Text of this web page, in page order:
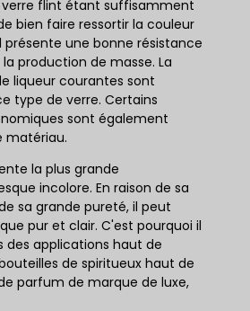
verre flint étant suffisamment
bien faire ressortir la couleur
présente une bonne résistance
production de masse. La
liqueur courantes sont
type de verre. Certains
sont également
matériau.
la plus grande
incolore. En raison de sa
sa grande pureté, il peut
pur et clair. C'est pourquoi il
des applications haut de
de spiritueux haut de
parfum de marque de luxe,